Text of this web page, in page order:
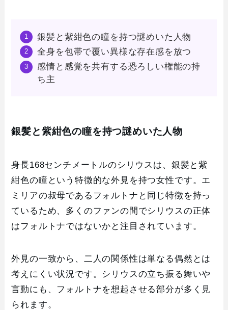
銀髪と紫紺色の瞳を持つ謎めいた人物
全身を包帯で覆い異様な存在感を放つ
感情と感覚を共有する恐ろしい権能の持
ち主
銀髪と紫紺色の瞳を持つ謎めいた人物
身長168センチメートルのシリウスは、銀髪と紫
紺色の瞳という特徴的な外見を持つ女性です。エ
ミリアの叔母であるフォルトナと同じ特徴を持っ
ているため、多くのファンの間でシリウスの正体
はフォルトナではないかと注目されています。
外見の一致から、二人の関係性は単なる偶然とは
考えにくい状況です。シリウスの立ち振る舞いや
言動にも、フォルトナを想起させる部分が多く見
られます。